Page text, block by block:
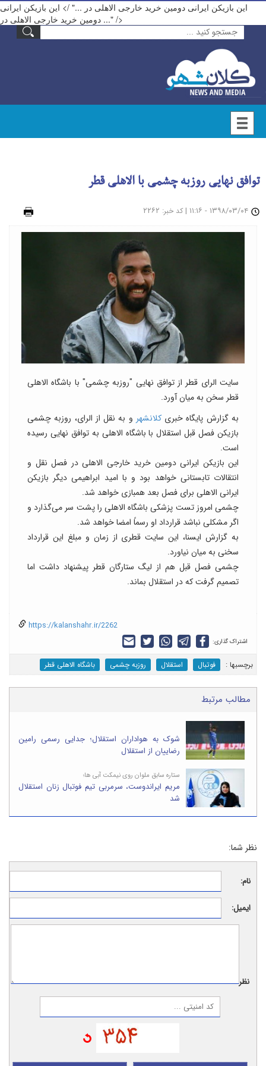
این بازیکن ایرانی دومین خرید خارجی الاهلی در ..." /> این بازیکن ایرانی
دومین خرید خارجی الاهلی در ..." />
توافق نهایی روزبه چشمی با الاهلی قطر
| کد خبر: ۲۲۶۲
سایت الرای قطر از توافق نهایی "روزبه چشمی" با باشگاه الاهلی
قطر سخن به میان آورد.
به گزارش پایگاه خبریکلانشهر و به نقل از الرای، روزبه چشمی
بازیکن فصل قبل استقلال با باشگاه الاهلی به توافق نهایی رسیده
است.
این بازیکن ایرانی دومین خرید خارجی الاهلی در فصل نقل و
انتقالات تابستانی خواهد بود و با امید ابراهیمی دیگر بازیکن
ایرانی الاهلی برای فصل بعد همبازی خواهد شد.
چشمی امروز تست پزشکی باشگاه الاهلی را پشت سر می‌گذارد و
اگر مشکلی نباشد قرارداد او رسماً امضا خواهد شد.
به گزارش ایسنا، این سایت قطری از زمان و مبلغ این قرارداد
سخنی به میان نیاورد.
چشمی فصل قبل هم از لیگ ستارگان قطر پیشنهاد داشت اما
تصمیم گرفت که در استقلال بماند.
https://kalanshahr.ir/2262
اشتراک گذاری:
برچسب‎ها : فوتبال استقلال روزبه چشمی باشگاه الاهلی قطر
مطالب مرتبط
شوک به هواداران استقلال؛ جدایی رسمی رامین
رضاییان از استقلال
ستاره سابق ملوان روی نیمکت آبی ها؛
مریم ایراندوست، سرمربی تیم فوتبال زنان استقلال
شد
نظر شما:
نام:
ایمیل:
نظر: